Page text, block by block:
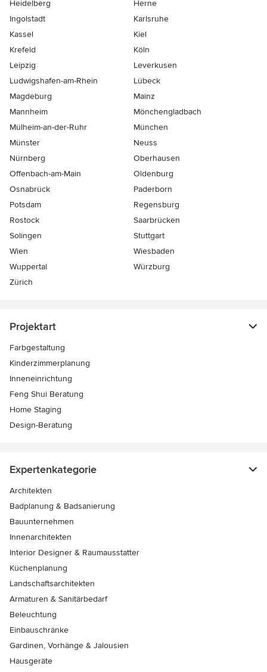
Heidelberg
Herne
Ingolstadt
Karlsruhe
Kassel
Kiel
Krefeld
Köln
Leipzig
Leverkusen
Ludwigshafen-am-Rhein
Lübeck
Magdeburg
Mainz
Mannheim
Mönchen­gladbach
Mülheim-an-der-Ruhr
München
Münster
Neuss
Nürnberg
Oberhausen
Offenbach-am-Main
Oldenburg
Osnabrück
Paderborn
Potsdam
Regensburg
Rostock
Saarbrücken
Solingen
Stuttgart
Wien
Wiesbaden
Wuppertal
Würzburg
Zürich
Projektart
Farbgestaltung
Kinderzimmerplanung
Inneneinrichtung
Feng Shui Beratung
Home Staging
Design-Beratung
Expertenkategorie
Architekten
Badplanung & Badsanierung
Bauunternehmen
Innenarchitekten
Interior Designer & Raumausstatter
Küchenplanung
Landschaftsarchitekten
Armaturen & Sanitärbedarf
Beleuchtung
Einbauschränke
Gardinen, Vorhänge & Jalousien
Hausgeräte